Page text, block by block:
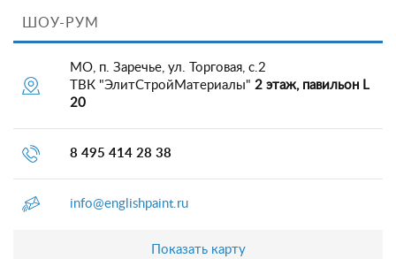
ШОУ-РУМ
МО, п. Заречье, ул. Торговая, с.2
ТВК "ЭлитСтройМатериалы" 2 этаж, павильон L
20
8 495 414 28 38
info@englishpaint.ru
Показать карту